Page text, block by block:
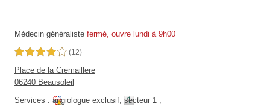
Médecin généraliste fermé, ouvre lundi à 9h00
4,0 étoiles sur 5 (12)
Place de la Cremaillere
06240 Beausoleil
Services : angiologue exclusif, secteur 1 ,